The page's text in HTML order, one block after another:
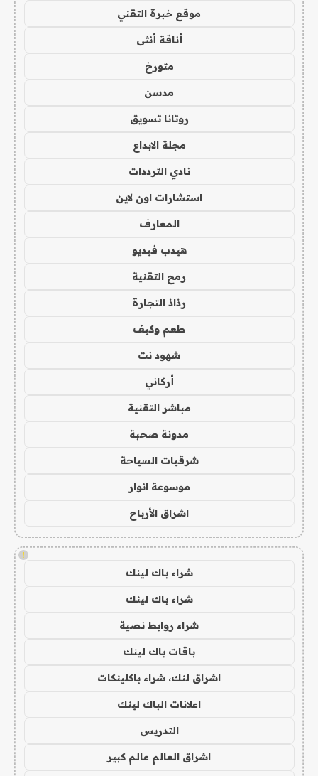
موقع خبرة التقني
أناقة أنثى
متورخ
مدسن
روتانا تسويق
مجلة الابداع
نادي الترددات
استشارات اون لاين
المعارف
هيدب فيديو
رمح التقنية
رذاذ التجارة
طعم وكيف
شهود نت
أركاني
مباشر التقنية
مدونة صحبة
شرقيات السياحة
موسوعة انوار
اشراق الأرباح
!
شراء باك لينك
شراء باك لينك
شراء روابط نصية
باقات باك لينك
اشراق لنك، شراء باكلينكات
اعلانات الباك لينك
التدريس
اشراق العالم عالم كبير